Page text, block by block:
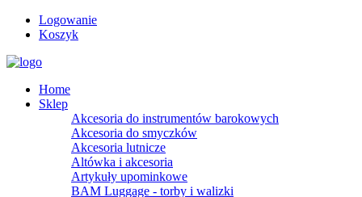
Logowanie
Koszyk
Home
Sklep
Akcesoria do instrumentów barokowych
Akcesoria do smyczków
Akcesoria lutnicze
Altówka i akcesoria
Artykuły upominkowe
BAM Luggage - torby i walizki